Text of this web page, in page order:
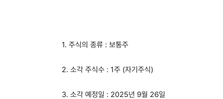
1. 주식의 종류 : 보통주
2. 소각 주식수 : 1주 (자기주식)
3. 소각 예정일 : 2025년 9월 26일